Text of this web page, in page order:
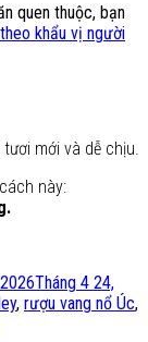
quen thuộc, bạn
khẩu vị người
mới và dễ chịu.
này:
Tháng 4 24,
, rượu vang nổ Úc,